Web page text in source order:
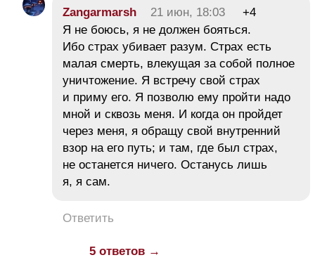
Zangarmarsh 21 июн, 18:03
+4
Я не боюсь, я не должен бояться.
Ибо страх убивает разум. Страх есть
малая смерть, влекущая за собой полное
уничтожение. Я встречу свой страх
и приму его. Я позволю ему пройти надо
мной и сквозь меня. И когда он пройдет
через меня, я обращу свой внутренний
взор на его путь; и там, где был страх,
не останется ничего. Останусь лишь
я, я сам.
Ответить
5 ответов →